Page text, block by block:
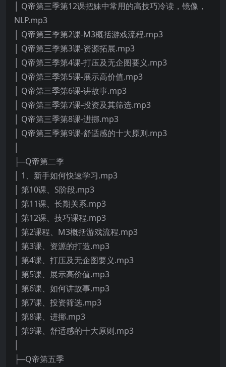
│ Q帝第三季第12课把妹中常用的高技巧冷读，镜像，
NLP.mp3
│ Q帝第三季第2课-M3概括游戏流程.mp3
│ Q帝第三季第3课-资源拓展.mp3
│ Q帝第三季第4课-打压及无企图要义.mp3
│ Q帝第三季第5课-展示高价值.mp3
│ Q帝第三季第6课-讲故事.mp3
│ Q帝第三季第7课-投资及其筛选.mp3
│ Q帝第三季第8课-进挪.mp3
│ Q帝第三季第9课-舒适感的十大原则.mp3
├─Q帝第二季
│ 1、新手如何快速学习.mp3
│ 第10课、S阶段.mp3
│ 第11课、长期关系.mp3
│ 第12课、技巧课程.mp3
│ 第2课程、M3概括游戏流程.mp3
│ 第3课、资源的打造.mp3
│ 第4课、打压及无企图要义.mp3
│ 第5课、展示高价值.mp3
│ 第6课、如何讲故事.mp3
│ 第7课、投资筛选.mp3
│ 第8课、进挪.mp3
│ 第9课、舒适感的十大原则.mp3
├─Q帝第五季